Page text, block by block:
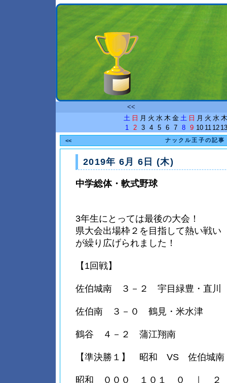
<<
土 日 月 火 水 木 金 土 日 月 火 水 木
1
2 3 4 5 6 7 8 9 10 11 12 13
<< ナックル王子の記事
2019年 6月 6日 (木)
中学総体・軟式野球
3年生にとっては最後の大会！
県大会出場枠２を目指して熱い戦い
が繰り広げられました！
【1回戦】
佐伯城南 ３－２ 宇目緑豊・直川
佐伯南 ３－０ 鶴見・米水津
鶴谷 ４－２ 蒲江翔南
【準決勝１】 昭和 VS 佐伯城南
昭和 ０００ １０１ ０ ｜ ２